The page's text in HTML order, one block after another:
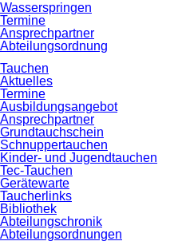
Wasserspringen
Termine
Ansprechpartner
Abteilungsordnung
Tauchen
Aktuelles
Termine
Ausbildungsangebot
Ansprechpartner
Grundtauchschein
Schnuppertauchen
Kinder- und Jugendtauchen
Tec-Tauchen
Gerätewarte
Taucherlinks
Bibliothek
Abteilungschronik
Abteilungsordnungen